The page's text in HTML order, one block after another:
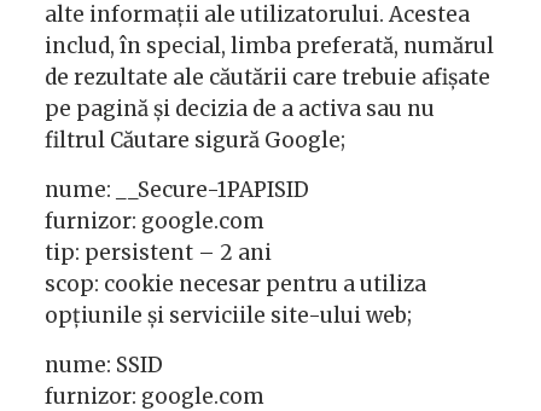
alte informații ale utilizatorului. Acestea
includ, în special, limba preferată, numărul
de rezultate ale căutării care trebuie afișate
pe pagină și decizia de a activa sau nu
filtrul Căutare sigură Google;
nume: __Secure-1PAPISID
furnizor: google.com
tip: persistent – 2 ani
scop: cookie necesar pentru a utiliza
opțiunile și serviciile site-ului web;
nume: SSID
furnizor: google.com